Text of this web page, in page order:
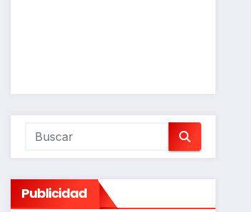
Publicidad